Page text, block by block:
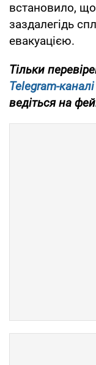
встановило,
заздалегідь
евакуацією.
Тільки
Telegram-каналі
ведіться на